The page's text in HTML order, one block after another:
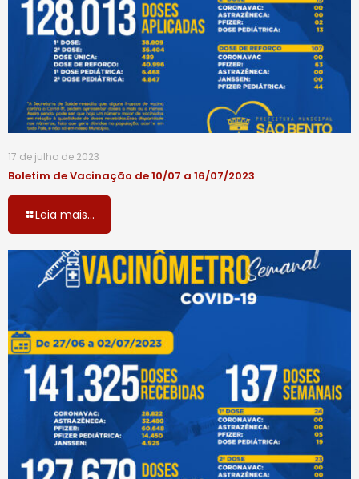
17 de julho de 2023
Boletim de Vacinação de 10/07 a 16/07/2023
Leia mais...